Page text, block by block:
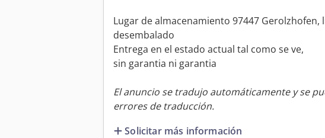
Lugar de almacenamiento 97447
desembalado
Entrega en el estado actual tal como se ve,
sin garantia ni garantia
El anuncio se tradujo automáticamente y se
errores de traducción.
Solicitar más información